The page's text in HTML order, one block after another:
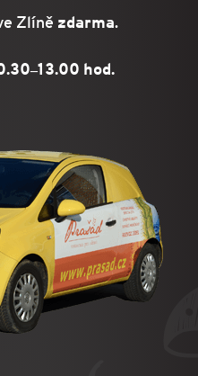
Zlíně zdarma.
–13.00 hod.